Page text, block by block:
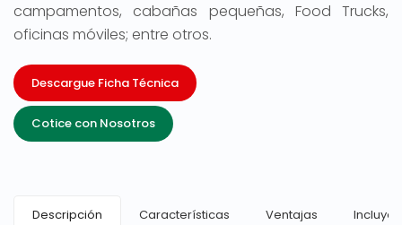
campamentos, cabañas pequeñas, Food Trucks,
oficinas móviles; entre otros.
Descargue Ficha Técnica
Cotice con Nosotros
Descripción Características Ventajas Incluye